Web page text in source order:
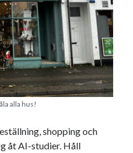
alla hus!
shopping och
åt AI-studier. Håll